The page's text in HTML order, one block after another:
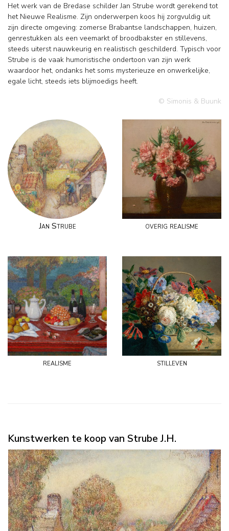
Het werk van de Bredase schilder Jan Strube wordt gerekend tot
het Nieuwe Realisme. Zijn onderwerpen koos hij zorgvuldig uit
zijn directe omgeving: zomerse Brabantse landschappen, huizen,
genrestukken als een veemarkt of broodbakster en stillevens,
steeds uiterst nauwkeurig en realistisch geschilderd. Typisch voor
Strube is de vaak humoristische ondertoon van zijn werk
waardoor het, ondanks het soms mysterieuze en onwerkelijke,
egale licht, steeds iets blijmoedigs heeft.
© Simonis & Buunk
Jan Strube overig realisme
realisme stilleven
Kunstwerken te koop van Strube J.H.